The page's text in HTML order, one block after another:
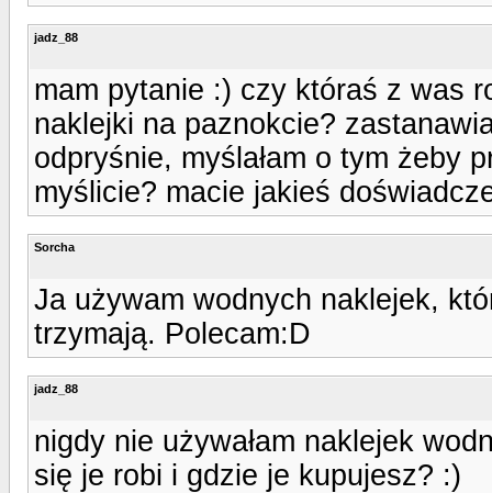
jadz_88
mam pytanie :) czy któraś z was
naklejki na paznokcie?
odpryśnie, myślałam o tym żeby
myślicie? macie jakieś
Sorcha
Ja używam wodnych naklejek,
trzymają. Polecam:D
jadz_88
nigdy nie używałam naklejek
się je robi i gdzie je kupujesz? :)